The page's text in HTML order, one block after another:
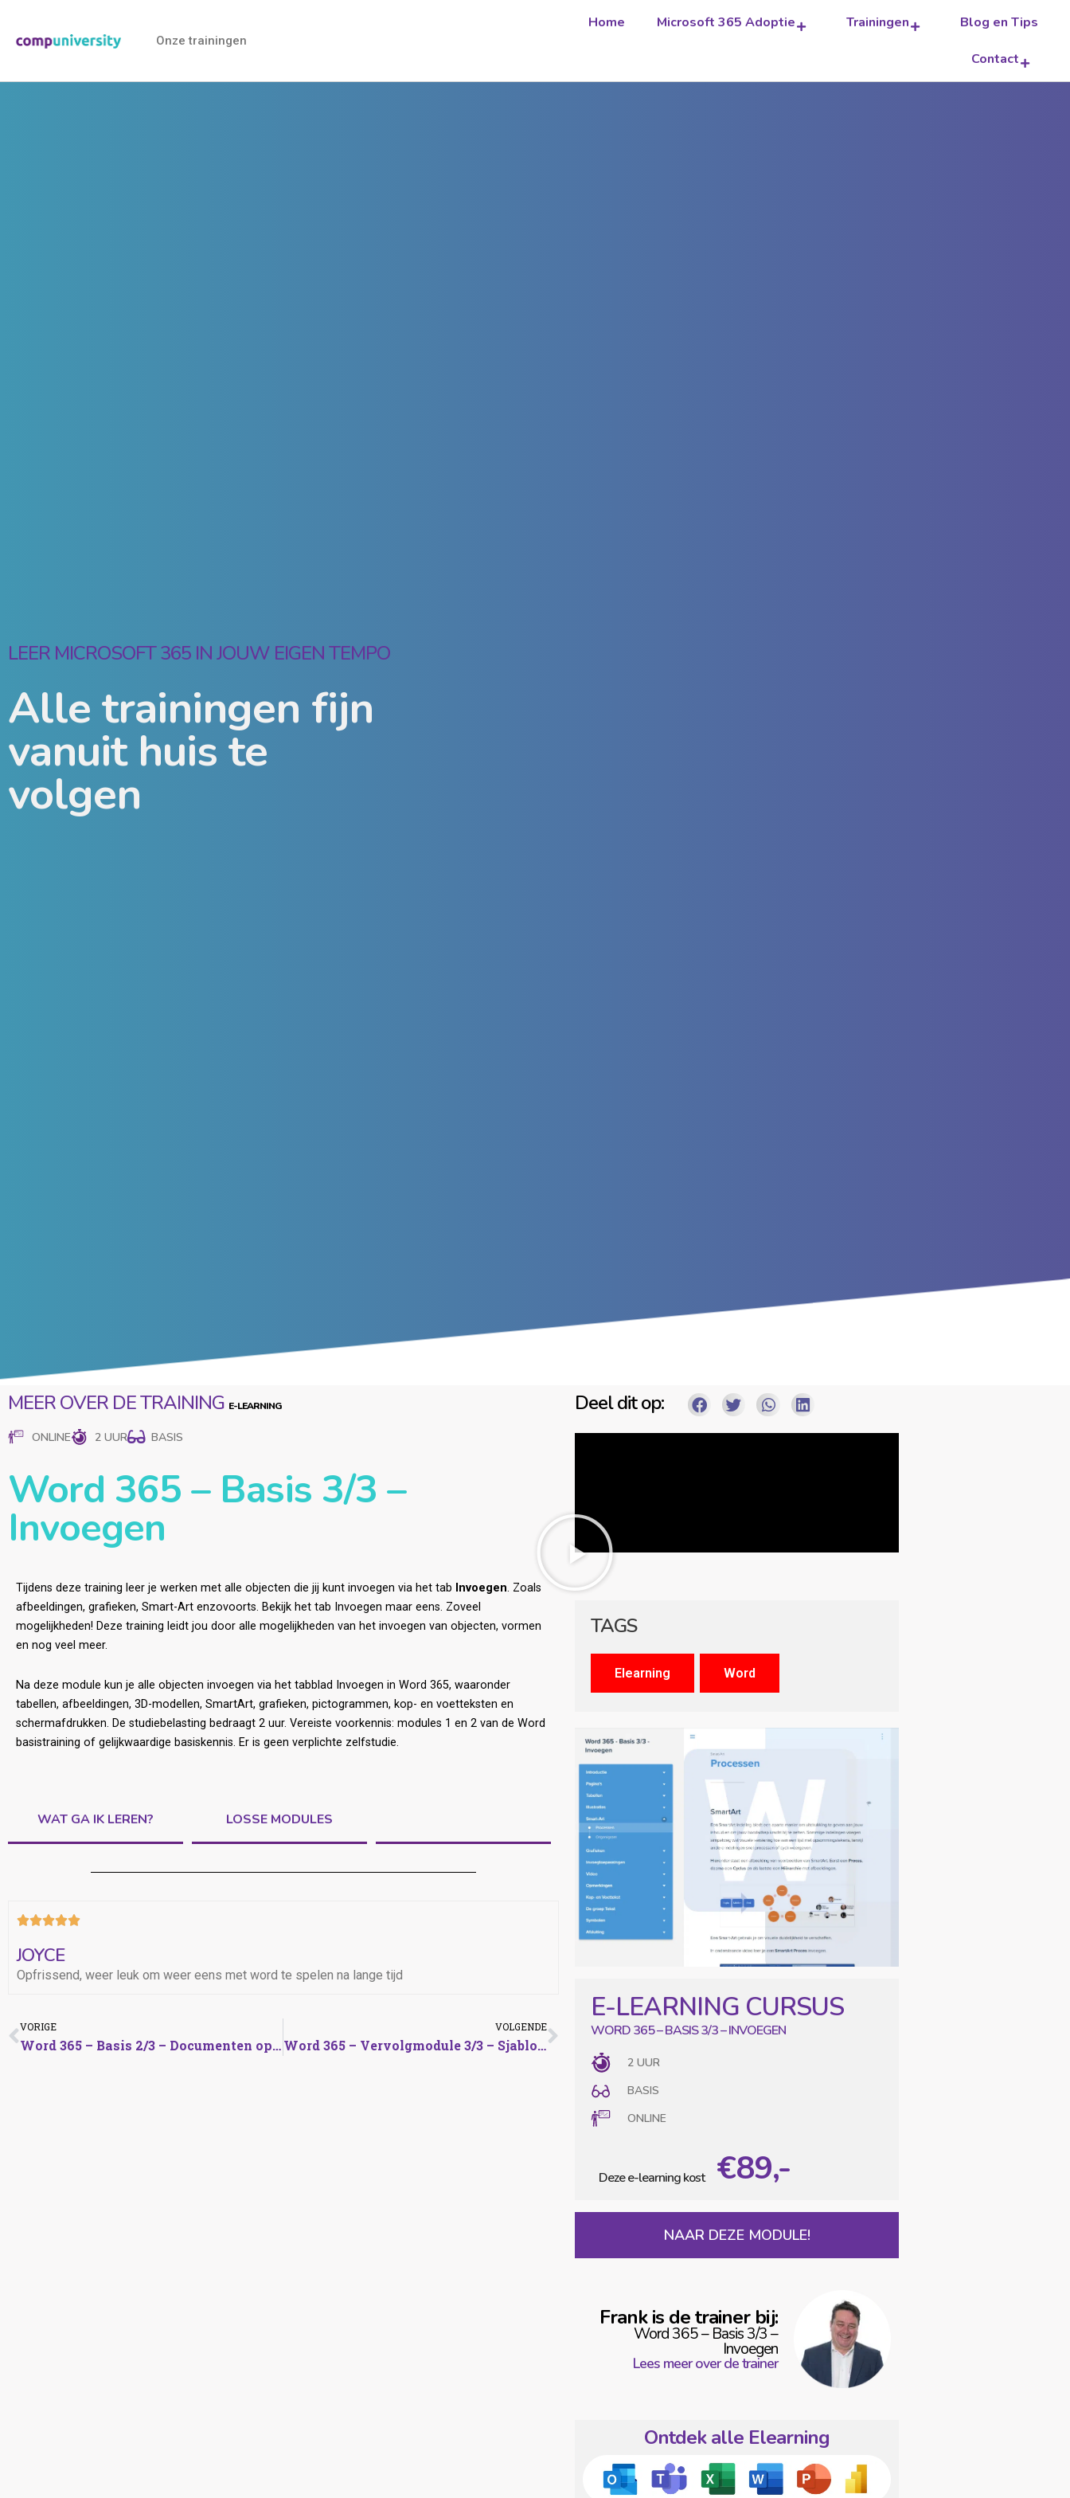
Onze trainingen
Home Microsoft 365 Adoptie Trainingen Blog en Tips
Contact
LEER MICROSOFT 365 IN JOUW EIGEN TEMPO
Alle trainingen fijn
vanuit huis te
volgen
MEER OVER DE TRAINING
ONLINE 2 UUR BASIS
Word 365 – Basis 3/3 –
Invoegen
Tijdens deze training leer je werken met alle objecten die jij kunt invoegen via het tab Invoegen. Zoals
afbeeldingen, grafieken, Smart-Art enzovoorts. Bekijk het tab Invoegen maar eens. Zoveel
mogelijkheden! Deze training leidt jou door alle mogelijkheden van het invoegen van objecten, vormen
en nog veel meer.
Na deze module kun je alle objecten invoegen via het tabblad Invoegen in Word 365, waaronder
tabellen, afbeeldingen, 3D-modellen, SmartArt, grafieken, pictogrammen, kop- en voetteksten en
schermafdrukken. De studiebelasting bedraagt 2 uur. Vereiste voorkennis: modules 1 en 2 van de Word
basistraining of gelijkwaardige basiskennis. Er is geen verplichte zelfstudie.
WAT GA IK LEREN? LOSSE MODULES

JOYCE
Opfrissend, weer leuk om weer eens met word te spelen na lange tijd
VORIGE
Word 365 – Basis 2/3 – Documenten opmaken
VOLGENDE
Word 365 – Vervolgmodule 3/3 – Sjablonen en formulieren
Deel dit op:
TAGS
CURSUS
WORD 365 – BASIS 3/3 – INVOEGEN
2 UUR
BASIS
ONLINE
€89,-
NAAR DEZE MODULE!
Frank is de trainer bij:
Word 365 – Basis 3/3 –
Invoegen
Lees meer over de trainer
Ontdek alle Elearning